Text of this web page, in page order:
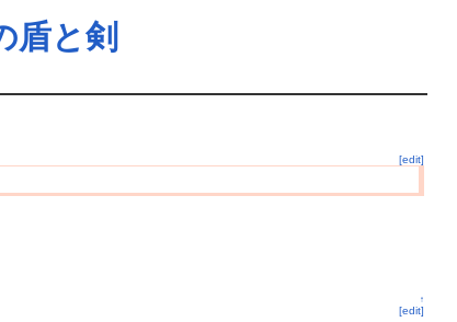
盾と剣
[edit]
↑
[edit]